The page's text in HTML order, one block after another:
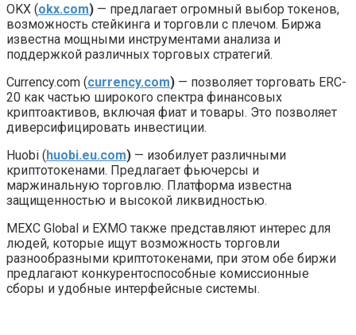
OKX (okx.com) — предлагает огромный выбор токенов,
возможность стейкинга и торговли с плечом. Биржа
известна мощными инструментами анализа и
поддержкой различных торговых стратегий.
Currency.com (currency.com) — позволяет торговать ERC-
20 как частью широкого спектра финансовых
криптоактивов, включая фиат и товары. Это позволяет
диверсифицировать инвестиции.
Huobi (huobi.eu.com) — изобилует различными
криптотокенами. Предлагает фьючерсы и
маржинальную торговлю. Платформа известна
защищенностью и высокой ликвидностью.
MEXC Global и EXMO также представляют интерес для
людей, которые ищут возможность торговли
разнообразными криптотокенами, при этом обе биржи
предлагают конкурентоспособные комиссионные
сборы и удобные интерфейсные системы.